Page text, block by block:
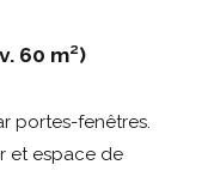
60 m²)
portes-fenêtres.
et espace de